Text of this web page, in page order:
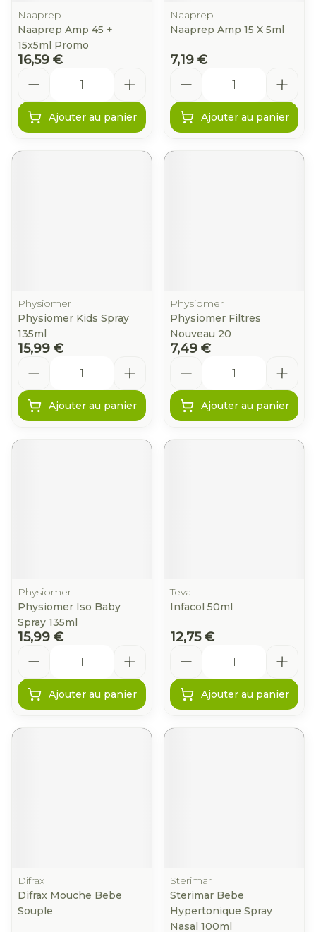
Naaprep
Naaprep Amp 45 +
15x5ml Promo
16,59 €
Ajouter au panier
Naaprep
Naaprep Amp 15 X 5ml
7,19 €
Ajouter au panier
Physiomer
Physiomer Kids Spray
135ml
15,99 €
Ajouter au panier
Physiomer
Physiomer Filtres
Nouveau 20
7,49 €
Ajouter au panier
Physiomer
Physiomer Iso Baby
Spray 135ml
15,99 €
Ajouter au panier
Teva
Infacol 50ml
12,75 €
Ajouter au panier
Difrax
Difrax Mouche Bebe
Souple
Sterimar
Sterimar Bebe
Hypertonique Spray
Nasal 100ml